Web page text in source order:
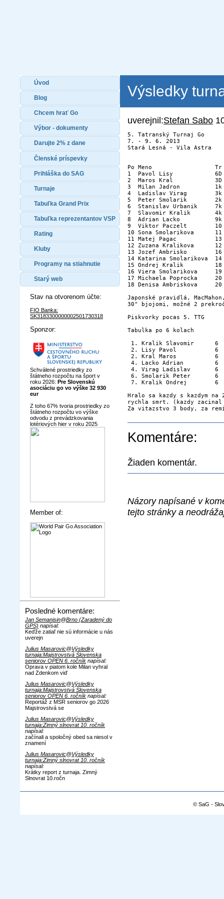
Úvod
Blog
Chcem hrať Go
Výbor - dokumenty
Darujte 2% z dane
Členské príspevky
Prihláška do SAG
Turnaje
Tabuľka Grand Prix
Tabuľka reprezentantov VSP
Rating
Kluby
Programy na stiahnutie
Starý web
Stav na otvorenom účte:
FIO Banka:
SK3183300000002501730318
Sponzor:
Schválené prostriedky zo
štátneho rozpočtu na šport v
roku 2026: Pre Slovenskú
asociáciu go vo výške 32 930
eur
Z toho 67% tvoria prostriedky zo
štátneho rozpočtu vo výške
odvodu z prevádzkovania
lotériových hier v roku 2025
Member of:
Posledné komentáre:
Jan Semanisin@Brno (Zaradený do
GPS) napísal:
Keďže zatiaľ nie sú informácie u nás
uverejn
Julius Masarovic@Výsledky
turnaja:Majstrovstvá Slovenska
seniorov OPEN 6. ročník napísal:
Oprava v piatom kole Milan vyhral
nad Zdenkom viď
Julius Masarovic@Výsledky
turnaja:Majstrovstvá Slovenska
seniorov OPEN 6. ročník napísal:
Reportáž z MSR seniorov go 2026
Majstrovstvá se
Julius Masarovic@Výsledky
turnaja:Zimný slnovrat 10. ročník
napísal:
začínali a spoločný obed sa niesol v
znamení
Julius Masarovic@Výsledky
turnaja:Zimný slnovrat 10. ročník
napísal:
Krátky report z turnaja. Zimný
Slnovrat 10.ročn
Výsledky
uverejnil:Stefan Sabo
5. Tatranský Turnaj Go
7. - 9. 6. 2013
Stará Lesná - Vila Astra
Po Meno
1  Pavol Lisy
2  Maros Kral
3  Milan Jadron
4  Ladislav Virag
5  Peter Smolarik
6  Stanislav Urbanik
7  Slavomir Kralik
8  Adrian Lacko
9  Viktor Paczelt
10 Sona Smolarikova
11 Matej Pagac
12 Zuzana Kralikova
13 Jozef Ambrisko
14 Katarina Smolarikova
15 Ondrej Kralik
16 Viera Smolarikova
17 Michaela Poprocka
18 Denisa Ambriskova
Japonské pravidlá,
30" bjojomi, možné 2
Piskvorky pocas 5. TTG		8.6.2013
Tabulka po 6 kolach
1. Kralik Slavomir      6
2. Lisy Pavol           6
2. Kral Maros           6
4. Lacko Adrian
4. Virag Ladislav
6. Smolarik Peter
7. Kralik Ondrej        6
Hralo sa kazdy s kazdym
rychla smrt. (kazdy
Komentáre:
Žiaden komentár.
Názory napísané v
tejto stránky a
© SaG -